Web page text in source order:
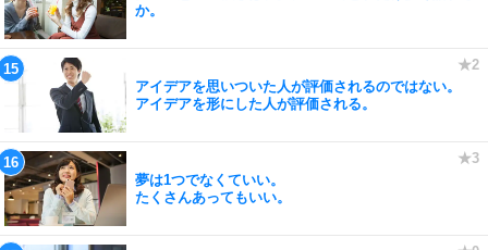
か。
アイデアを思いついた人が評価されるのではない。
アイデアを形にした人が評価される。
夢は1つでなくていい。
たくさんあってもいい。